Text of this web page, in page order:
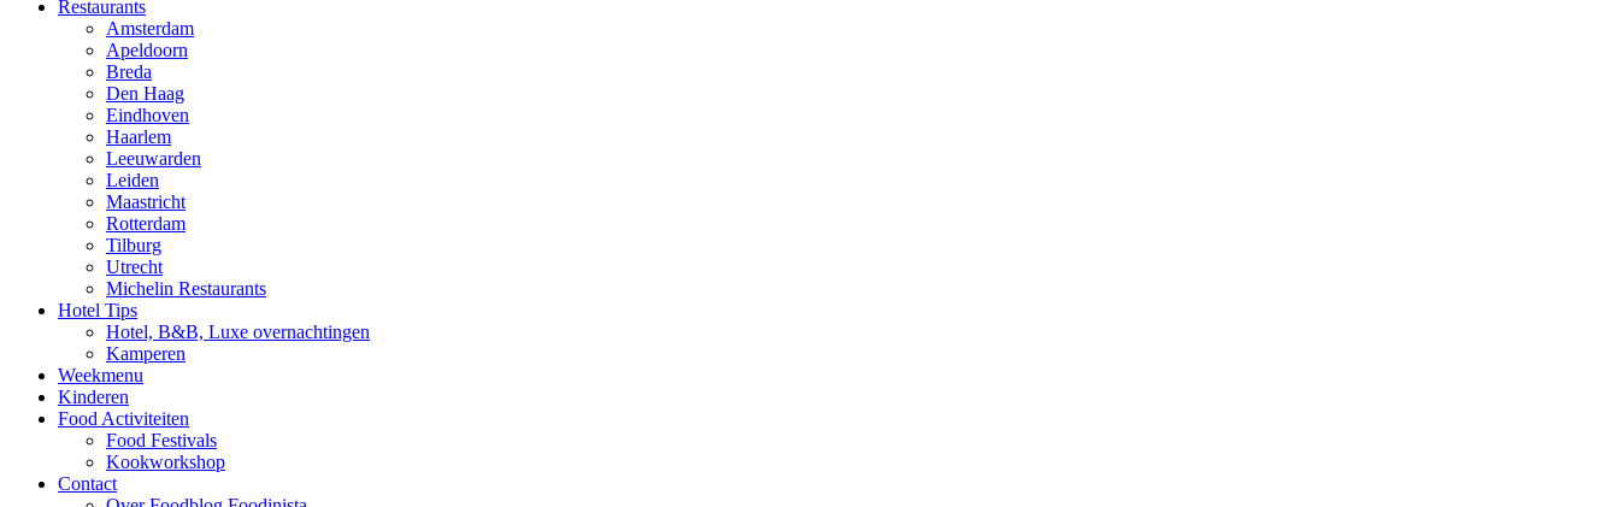
Restaurants
Amsterdam
Apeldoorn
Breda
Den Haag
Eindhoven
Haarlem
Leeuwarden
Leiden
Maastricht
Rotterdam
Tilburg
Utrecht
Michelin Restaurants
Hotel Tips
Hotel, B&B, Luxe overnachtingen
Kamperen
Weekmenu
Kinderen
Food Activiteiten
Food Festivals
Kookworkshop
Contact